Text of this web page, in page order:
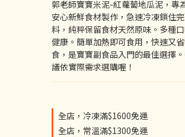
郭老師寶寶米泥-紅蘿蔔地瓜泥，專
安心新鮮食材製作，急速冷凍鎖住
料，純粹保留食材天然原味。多種
健康。簡單加熱即可食用，快速又
食，是寶寶副食品入門的最佳選擇
議依實際需求選購喔！
全店，冷凍滿$1600免運
全店，常溫滿$1300免運